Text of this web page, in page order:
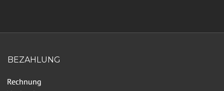
BEZAHLUNG